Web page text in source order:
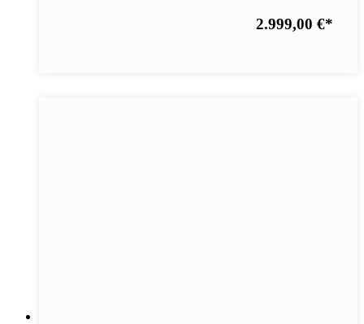
2.999,00 €*